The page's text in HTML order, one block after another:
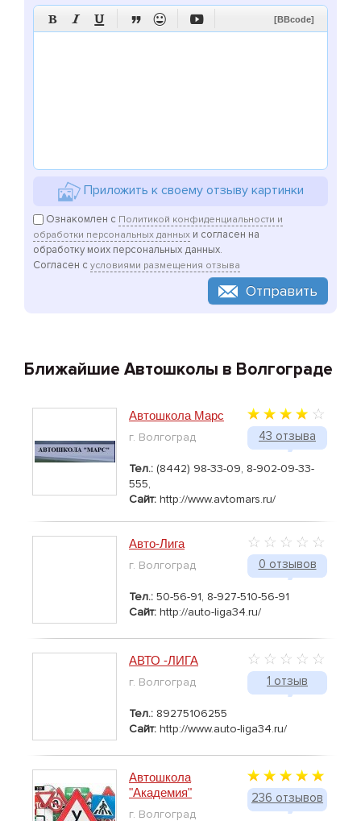
      [BBcode]
Приложить к своему отзыву картинки
Ознакомлен с Политикой конфиденциальности и
обработки персональных данных и согласен на
обработку моих персональных данных.
Согласен с условиями размещения отзыва
Отправить
Ближайшие Автошколы в Волгограде
43 отзыва
Автошкола Марс
г. Волгоград
Тел.: (8442) 98-33-09, 8-902-09-33-
555,
Сайт: http://www.avtomars.ru/
0 отзывов
Авто-Лига
г. Волгоград
Тел.: 50-56-91, 8-927-510-56-91
Сайт: http://auto-liga34.ru/
1 отзыв
АВТО -ЛИГА
г. Волгоград
Тел.: 89275106255
Сайт: http://www.auto-liga34.ru/
236 отзывов
Автошкола
"Академия"
г. Волгоград